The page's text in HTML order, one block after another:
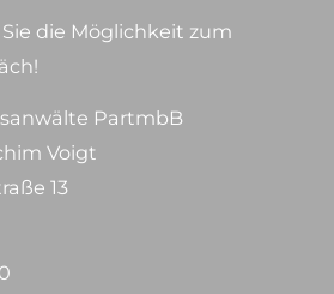
die Möglichkeit zum
PartmbB
Voigt
13